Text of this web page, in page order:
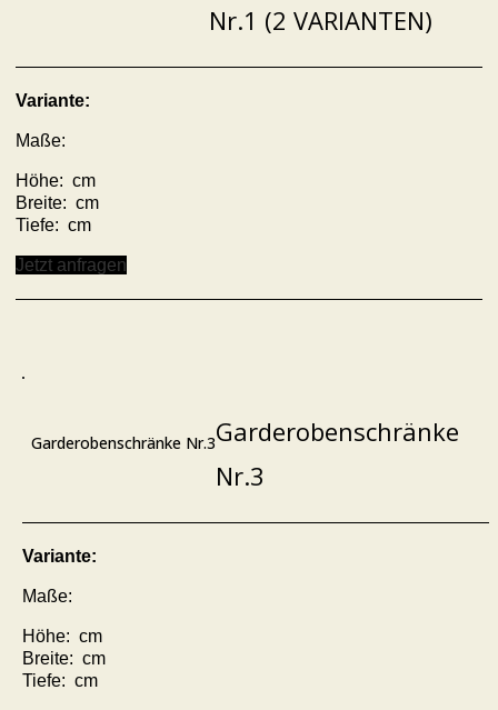
Nr.1 (2 VARIANTEN)
Variante:
Maße:
Höhe: cm
Breite: cm
Tiefe: cm
Jetzt anfragen
Garderobenschränke Nr.3Garderobenschränke
Nr.3
Variante:
Maße:
Höhe: cm
Breite: cm
Tiefe: cm